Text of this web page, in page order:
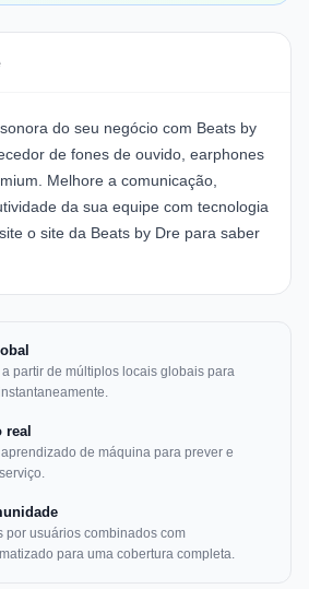
do seu negócio com Beats by
de fones de ouvido, earphones
Melhore a comunicação,
da sua equipe com tecnologia
o site da Beats by Dre para saber
partir de múltiplos locais globais para
real
de máquina para prever e
por usuários combinados com
para uma cobertura completa.